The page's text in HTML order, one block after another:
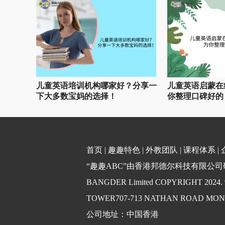
儿童英语培训机构哪家好？分享一
下大多数宝妈的选择！
儿童英语启蒙
你整理口碑好的
首页 | 趣趣特色 | 外教团队 | 课程体系 |
“趣趣ABC”由香港邦德尔科技有限公
BANGDER Limited COPYRIGHT
TOWER707-713 NATHAN ROAD
公司地址：中国香港